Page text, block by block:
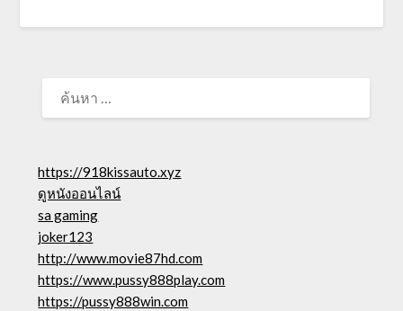
สำหรับ:
https://918kissauto.xyz
ดูหนังออนไลน์
sa gaming
joker123
http://www.movie87hd.com
https://www.pussy888play.com
https://pussy888win.com